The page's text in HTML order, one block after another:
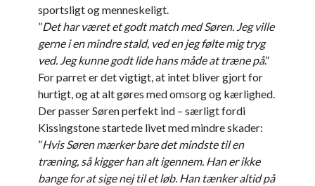
sportsligt og menneskeligt.
”Det har været et godt match med Søren. Jeg ville
gerne i en mindre stald, ved en jeg følte mig tryg
ved. Jeg kunne godt lide hans måde at træne på.”
For parret er det vigtigt, at intet bliver gjort for
hurtigt, og at alt gøres med omsorg og kærlighed.
Der passer Søren perfekt ind – særligt fordi
Kissingstone startede livet med mindre skader:
”Hvis Søren mærker bare det mindste til en
træning, så kigger han alt igennem. Han er ikke
bange for at sige nej til et løb. Han tænker altid på